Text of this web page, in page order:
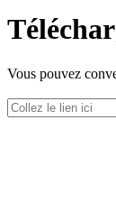
Vous pouvez